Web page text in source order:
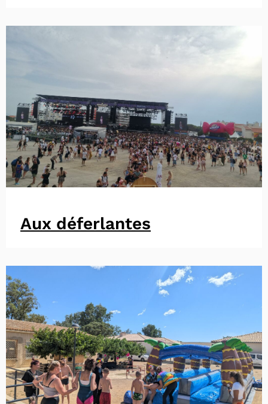
Aux déferlantes